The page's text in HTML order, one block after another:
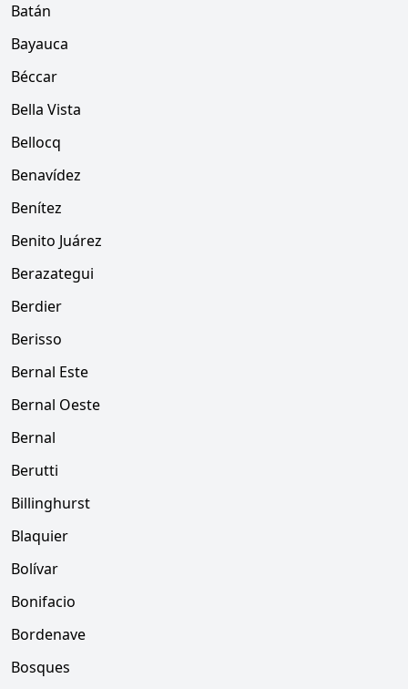
Batán
Bayauca
Béccar
Bella Vista
Bellocq
Benavídez
Benítez
Benito Juárez
Berazategui
Berdier
Berisso
Bernal Este
Bernal Oeste
Bernal
Berutti
Billinghurst
Blaquier
Bolívar
Bonifacio
Bordenave
Bosques